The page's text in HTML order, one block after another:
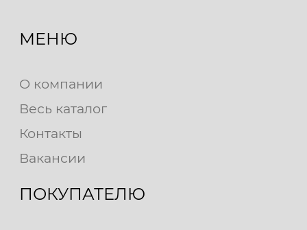
МЕНЮ
О компании
Весь каталог
Контакты
Вакансии
ПОКУПАТЕЛЮ